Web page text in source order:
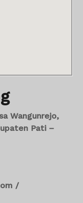
Wangunrejo,
Pati –
/